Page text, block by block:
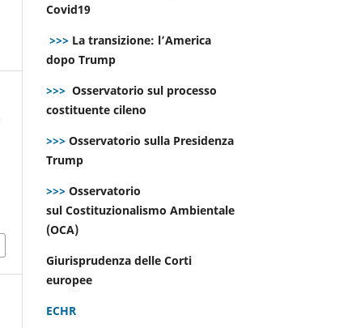
Covid19
>>> La transizione: l’America
dopo Trump
>>> Osservatorio sul processo
costituente cileno
>>> Osservatorio sulla Presidenza
Trump
>>> Osservatorio
sul Costituzionalismo Ambientale
(OCA)
Giurisprudenza delle Corti
europee
ECHR